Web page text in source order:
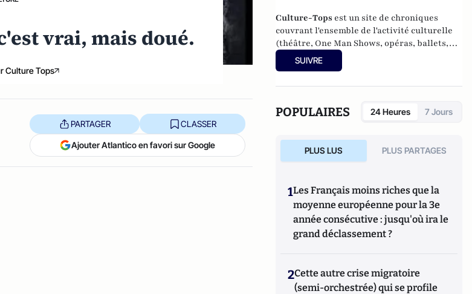
vrai, mais doué.
Culture Tops
PARTAGER CLASSER
Ajouter Atlantico en favori sur Google
Culture-Tops est un site de chroniques
couvrant l'ensemble de l'activité culturelle
(théâtre, One Man Shows, opéras, ballets,
spectacles divers, cinéma, expos, livres,
etc.).
SUIVRE
POPULAIRES 24 Heures 7 Jours
PLUS LUS PLUS PARTAGES
1Les Français moins riches que la
moyenne européenne pour la 3e
année consécutive : jusqu'où ira le
grand déclassement ?
2Cette autre crise migratoire
(semi-orchestrée) qui se profile